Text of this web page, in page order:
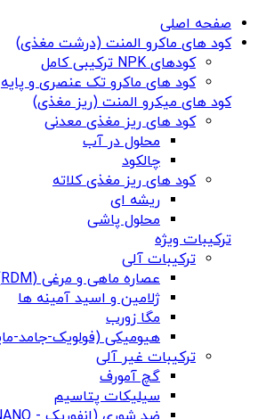
صفحه اصلی
کود های ماکرو المنت (درشت مغذی)
کودهای NPK ترکیبی کامل
کود های ماکرو تک عنصری و پایه
کود های میکرو المنت (ریز مغذی)
کود های ریز مغذی معدنی
محلول در آب
چالکود
کود های ریز مغذی کلاته
ریشه ای
محلول پاشی
ترکیبات ویژه
ترکیبات آلی
عصاره ماهی و مرغی (RDM)
ژلامین و اسید آمینه ها
مگا زورب
هیومیکی (فولویک-جامد-
ترکیبات غیر آلی
گچ آمورف
سیلیکات پتاسیم